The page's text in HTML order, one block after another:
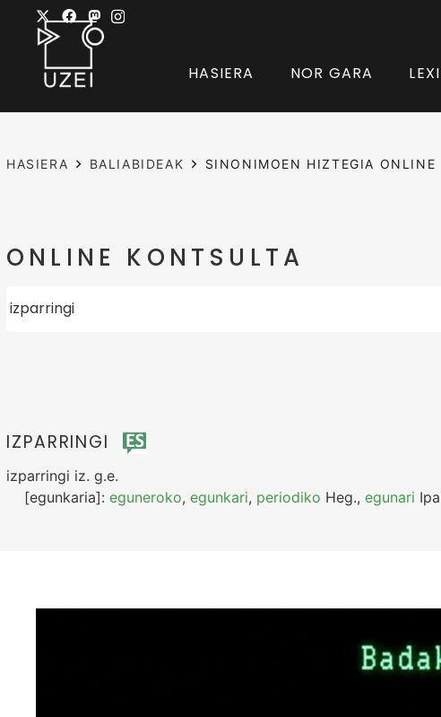
HASIERA NOR GARA
HASIERA BALIABIDEAK SINONIMOEN HIZTEGIA ONLINE
ONLINE KONTSULTA
IZPARRINGI
izparringi iz. g.e.
[egunkaria]: eguneroko, egunkari, periodiko Heg., egunari